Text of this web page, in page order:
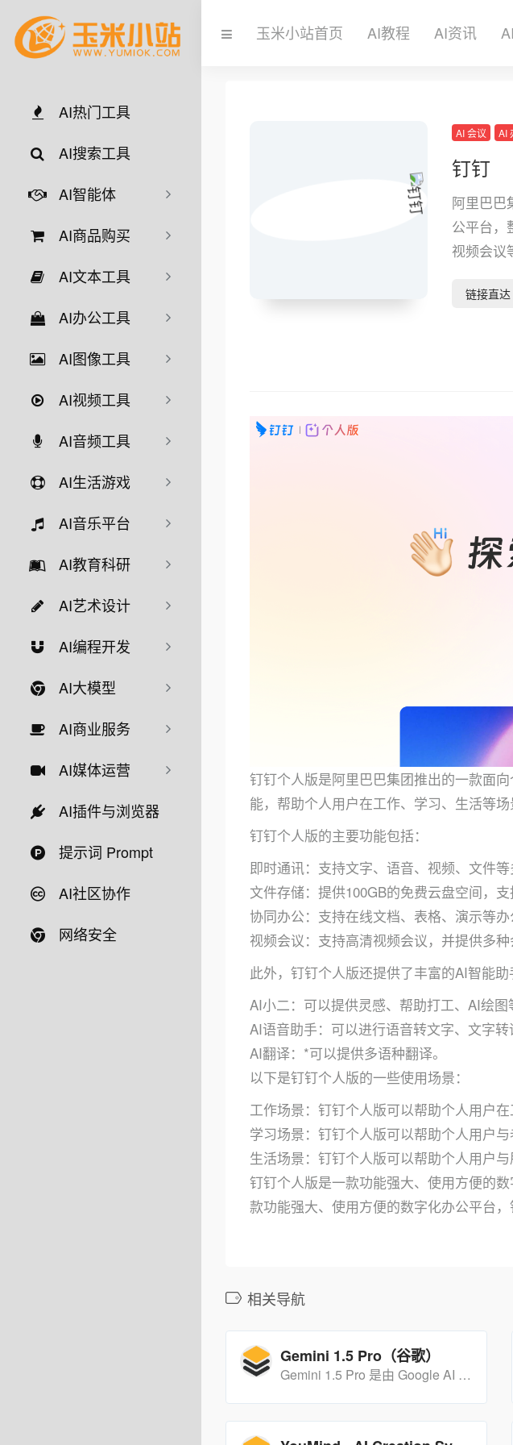
AI热门工具
AI搜索工具
AI智能体
AI商品购买
AI文本工具
AI办公工具
AI图像工具
AI视频工具
AI音频工具
AI生活游戏
AI音乐平台
AI教育科研
AI艺术设计
AI编程开发
AI大模型
AI商业服务
AI媒体运营
AI插件与浏览器
提示词 Prompt
AI社区协作
网络安全
玉米小站首页 AI教程 AI资讯
AI 会议 AI
钉钉
阿里巴巴
公平台，
视频会议
链接直达
钉钉个人版是阿里巴巴集团推出的一款面
能，帮助个人用户在工作、学习、生活等
钉钉个人版的主要功能包括：
即时通讯：支持文字、语音、视频、文件
文件存储：提供100GB的免费云盘空间，
协同办公：支持在线文档、表格、演示等
视频会议：支持高清视频会议，并提供多
此外，钉钉个人版还提供了丰富的AI智能助
AI小二：可以提供灵感、帮助打工、AI绘图
AI语音助手：可以进行语音转文字、文字转
AI翻译：*可以提供多语种翻译。
以下是钉钉个人版的一些使用场景：
工作场景：钉钉个人版可以帮助个人用户
学习场景：钉钉个人版可以帮助个人用户
生活场景：钉钉个人版可以帮助个人用户
钉钉个人版是一款功能强大、使用方便的
款功能强大、使用方便的数字化办公平台，
相关导航
Gemini 1.5 Pro（谷歌）
Gemini 1.5 Pro 是由 Google AI 研发的一款尖端语言模型，旨在通过其先进的功能为用户赋能。